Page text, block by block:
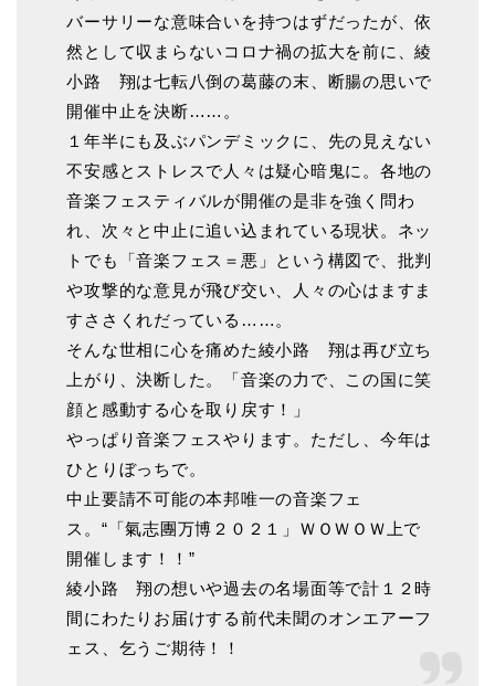
バーサリーな意味合いを持つはずだったが、依
然として収まらないコロナ禍の拡大を前に、綾
小路 翔は七転八倒の葛藤の末、断腸の思いで
開催中止を決断……。
１年半にも及ぶパンデミックに、先の見えない
不安感とストレスで人々は疑心暗鬼に。各地の
音楽フェスティバルが開催の是非を強く問わ
れ、次々と中止に追い込まれている現状。ネッ
トでも「音楽フェス＝悪」という構図で、批判
や攻撃的な意見が飛び交い、人々の心はますま
すささくれだっている……。
そんな世相に心を痛めた綾小路 翔は再び立ち
上がり、決断した。「音楽の力で、この国に笑
顔と感動する心を取り戻す！」
やっぱり音楽フェスやります。ただし、今年は
ひとりぼっちで。
中止要請不可能の本邦唯一の音楽フェ
ス。“「氣志團万博２０２１」ＷＯＷＯＷ上で
開催します！！”
綾小路 翔の想いや過去の名場面等で計１２時
間にわたりお届けする前代未聞のオンエアーフ
ェス、乞うご期待！！